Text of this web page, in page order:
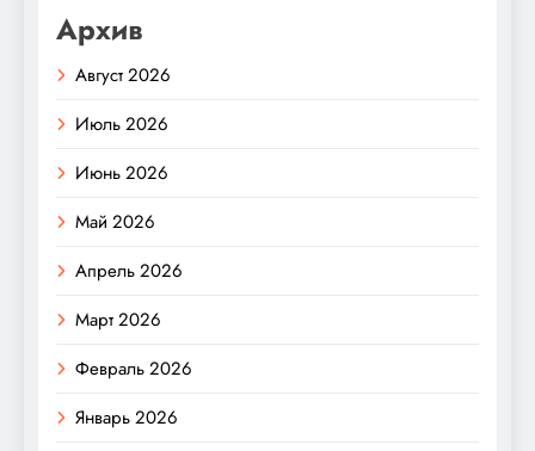
Архив
Август 2026
Июль 2026
Июнь 2026
Май 2026
Апрель 2026
Март 2026
Февраль 2026
Январь 2026